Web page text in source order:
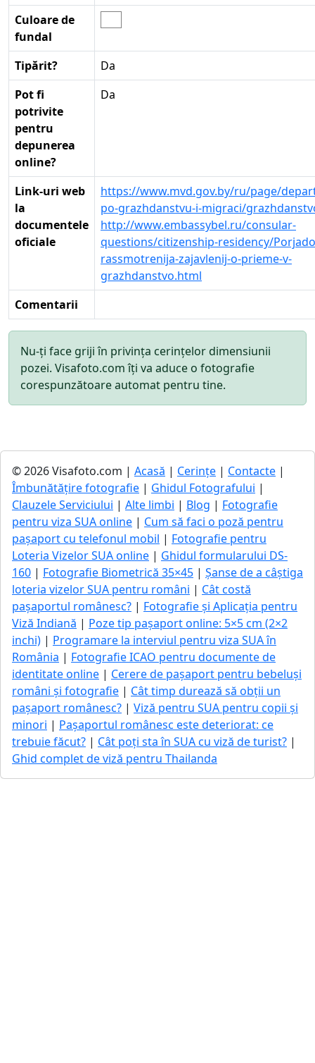
Culoare de
fundal
Tipărit?
Da
Pot fi
potrivite
pentru
depunerea
online?
Da
Link-uri web
la
documentele
oficiale
https://www.mvd.gov.by/ru/page/
po-grazhdanstvu-i-migraci/
http://www.embassybel.ru/consular-
questions/citizenship-residency/
rassmotrenija-zajavlenij-o-prieme-v-
grazhdanstvo.html
Comentarii
Nu-ți face griji în privința cerințelor dimensiunii
pozei. Visafoto.com îți va aduce o fotografie
corespunzătoare automat pentru tine.
© 2026 Visafoto.com | Acasă | Cerințe | Contacte |
Îmbunătățire fotografie | Ghidul Fotografului |
Clauzele Serviciului | Alte limbi | Blog | Fotografie
pentru viza SUA online | Cum să faci o poză pentru
pașaport cu telefonul mobil | Fotografie pentru
Loteria Vizelor SUA online | Ghidul formularului DS-
160 | Fotografie Biometrică 35×45 | Șanse de a câștiga
loteria vizelor SUA pentru români | Cât costă
pașaportul românesc? | Fotografie și Aplicația pentru
Viză Indiană | Poze tip pașaport online: 5×5 cm (2×2
inchi) | Programare la interviul pentru viza SUA în
România | Fotografie ICAO pentru documente de
identitate online | Cerere de pașaport pentru bebeluși
români și fotografie | Cât timp durează să obții un
pașaport românesc? | Viză pentru SUA pentru copii și
minori | Pașaportul românesc este deteriorat: ce
trebuie făcut? | Cât poți sta în SUA cu viză de turist? |
Ghid complet de viză pentru Thailanda